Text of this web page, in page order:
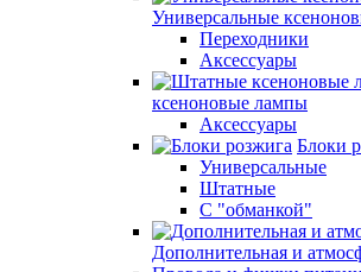
Универсальные
Переходники
Аксессуары
ксеноновые лампы
Аксессуары
Блоки
Универсальные
Штатные
С "обманкой"
Дополнительная и